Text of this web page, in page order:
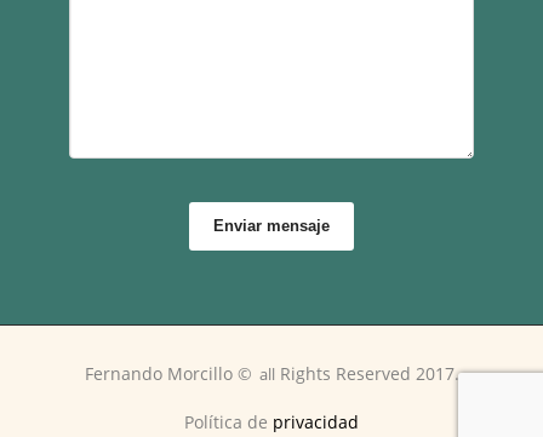
Enviar mensaje
Fernando Morcillo © all Rights Reserved 2017.
Política de privacidad